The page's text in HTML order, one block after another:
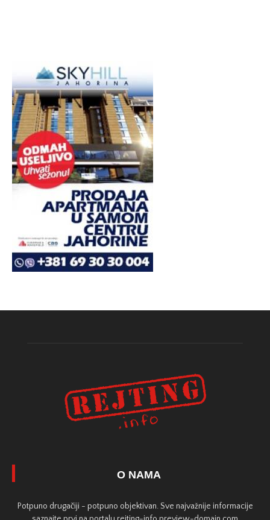
O NAMA
Potpuno drugačiji - potpuno objektivan. Sve najvažnije informacije